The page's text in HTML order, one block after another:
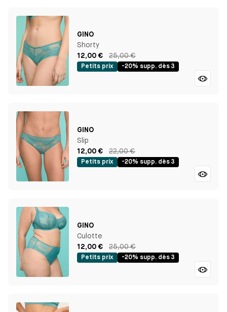
GINO
Shorty
12,00 €
25,00 €
Petits prix -20% supp. dès 3
GINO
Slip
12,00 €
22,00 €
Petits prix -20% supp. dès 3
GINO
Culotte
12,00 €
25,00 €
Petits prix -20% supp. dès 3